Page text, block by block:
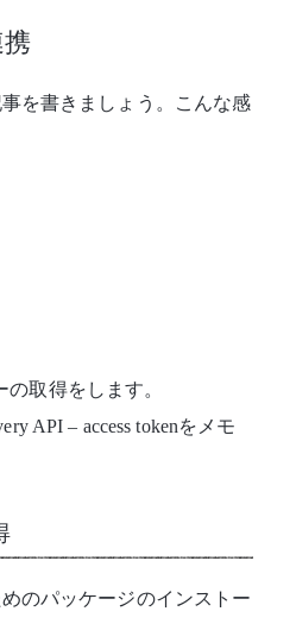
を書きましょう。こんな感
取得をします。
API – access tokenをメモ
のパッケージのインストー